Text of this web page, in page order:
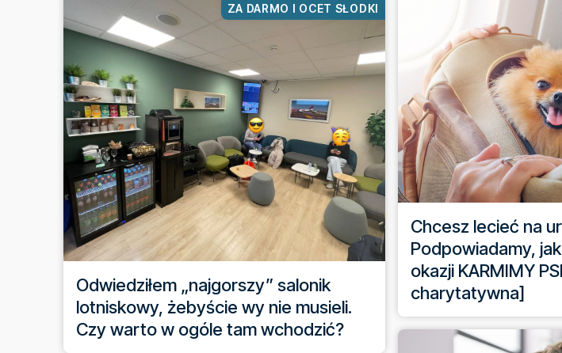
ZA DARMO I OCET SŁODKI
Odwiedziłem „najgorszy” salonik
lotniskowy, żebyście wy nie musieli.
Czy warto w ogóle tam wchodzić?
Chcesz lecieć na
Podpowiadamy,
okazji KARMIMY
charytatywna]